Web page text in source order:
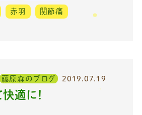
赤羽 関節痛
藤原森のブログ 2019.07.19
適に！